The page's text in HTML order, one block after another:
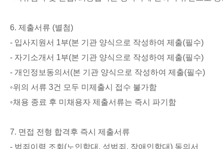
6. 제출서류 (별첨)
- 입사지원서 1부(본 기관 양식으로 작성하여 제출(필수)
- 자기소개서 1부(본 기관 양식으로 작성하여 제출(필수)
- 개인정보동의서 (본 기관 양식으로 작성하여 제출(필수)
◦위의 서류 3건 모두 미제출시 접수 불가함
◦채용 종료 후 미채용자 제출서류는 즉시 파기함
7. 면접 전형 합격후 즉시 제출서류
- 범죄이력 조회 (노인학대 , 성범죄 , 장애인학대) 동의서